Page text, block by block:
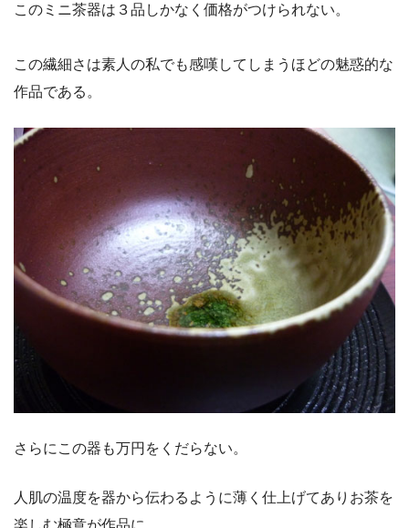
このミニ茶器は３品しかなく価格がつけられない。
この繊細さは素人の私でも感嘆してしまうほどの魅惑的な
作品である。
さらにこの器も万円をくだらない。
人肌の温度を器から伝わるように薄く仕上げてありお茶を
楽しむ極意が作品に